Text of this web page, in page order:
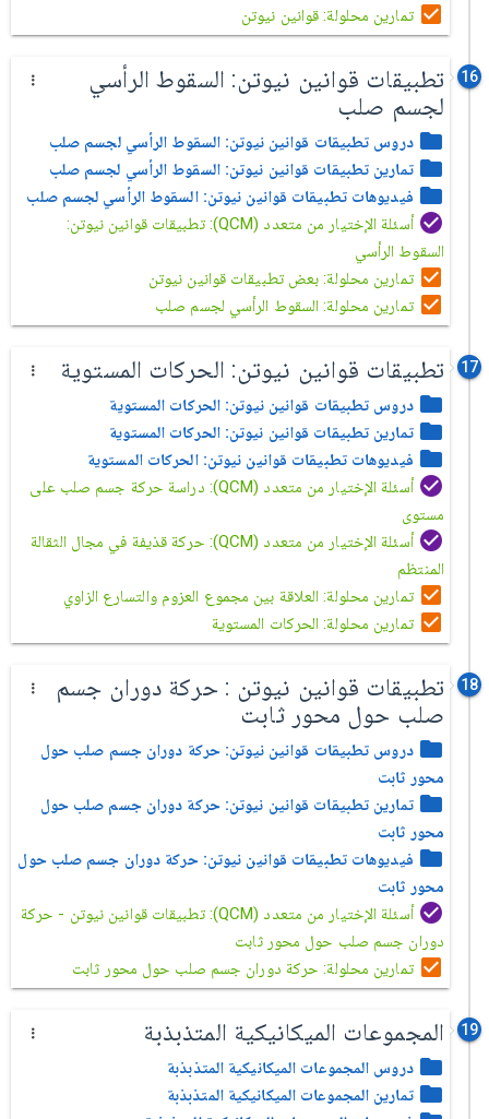
تمارين محلولة: قوانين نيوتن
16
تطبيقات قوانين نيوتن: السقوط الرأسي
لجسم صلب
دروس تطبيقات قوانين نيوتن: السقوط الرأسي لجسم صلب
تمارين تطبيقات قوانين نيوتن: السقوط الرأسي لجسم صلب
فيديوهات تطبيقات قوانين نيوتن: السقوط الرأسي لجسم صلب
أسئلة الإختيار من متعدد (QCM): تطبيقات قوانين نيوتن:
السقوط الرأسي
تمارين محلولة: بعض تطبيقات قوانين نيوتن
تمارين محلولة: السقوط الرأسي لجسم صلب
17 تطبيقات قوانين نيوتن: الحركات المستوية
دروس تطبيقات قوانين نيوتن: الحركات المستوية
تمارين تطبيقات قوانين نيوتن: الحركات المستوية
فيديوهات تطبيقات قوانين نيوتن: الحركات المستوية
أسئلة الإختيار من متعدد (QCM): دراسة حركة جسم صلب على
مستوى
أسئلة الإختيار من متعدد (QCM): حركة قذيفة في مجال الثقالة
المنتظم
تمارين محلولة: العلاقة بين مجموع العزوم والتسارع الزاوي
تمارين محلولة: الحركات المستوية
18
تطبيقات قوانين نيوتن : حركة دوران جسم
صلب حول محور ثابت
دروس تطبيقات قوانين نيوتن: حركة دوران جسم صلب حول
محور ثابت
تمارين تطبيقات قوانين نيوتن: حركة دوران جسم صلب حول
محور ثابت
فيديوهات تطبيقات قوانين نيوتن: حركة دوران جسم صلب حول
محور ثابت
أسئلة الإختيار من متعدد (QCM): تطبيقات قوانين نيوتن - حركة
دوران جسم صلب حول محور ثابت
تمارين محلولة: حركة دوران جسم صلب حول محور ثابت
19 المجموعات الميكانيكية المتذبذبة
دروس المجموعات الميكانيكية المتذبذبة
تمارين المجموعات الميكانيكية المتذبذبة